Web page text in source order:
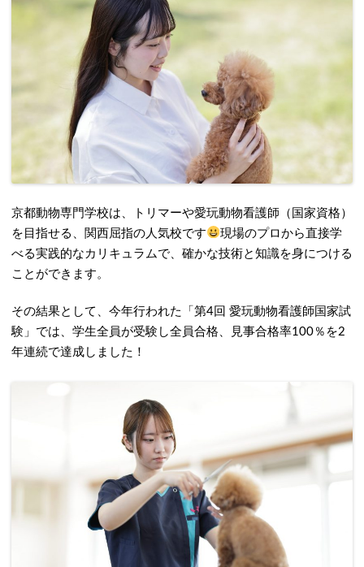
京都動物専門学校は、トリマーや愛玩動物看護師（国家資格）
を目指せる、関西屈指の人気校です
現場のプロから直接学
べる実践的なカリキュラムで、確かな技術と知識を身につける
ことができます。
その結果として、今年行われた「第4回 愛玩動物看護師国家試
験」では、学生全員が受験し全員合格、見事合格率100％を2
年連続で達成しました！